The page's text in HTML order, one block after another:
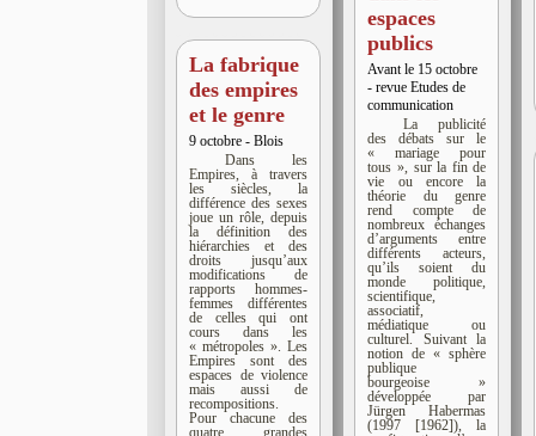
La fabrique
des empires
et le genre
9 octobre - Blois
Dans les
Empires, à travers
les siècles, la
différence des sexes
joue un rôle, depuis
la définition des
hiérarchies et des
droits jusqu’aux
modifications de
rapports hommes-
femmes différentes
de celles qui ont
cours dans les
« métropoles ». Les
Empires sont des
espaces de violence
mais aussi de
recompositions.
Pour chacune des
espaces
publics
Avant le 15 octobre
- revue Etudes de
communication
La publicité
des débats sur le
« mariage pour
tous », sur la fin de
vie ou encore la
théorie du genre
rend compte de
nombreux échanges
d’arguments entre
différents acteurs,
qu’ils soient du
monde politique,
scientifique,
associatif,
médiatique ou
culturel. Suivant la
notion de « sphère
publique
bourgeoise »
développée par
Jürgen Habermas
(1997 [1962]), la